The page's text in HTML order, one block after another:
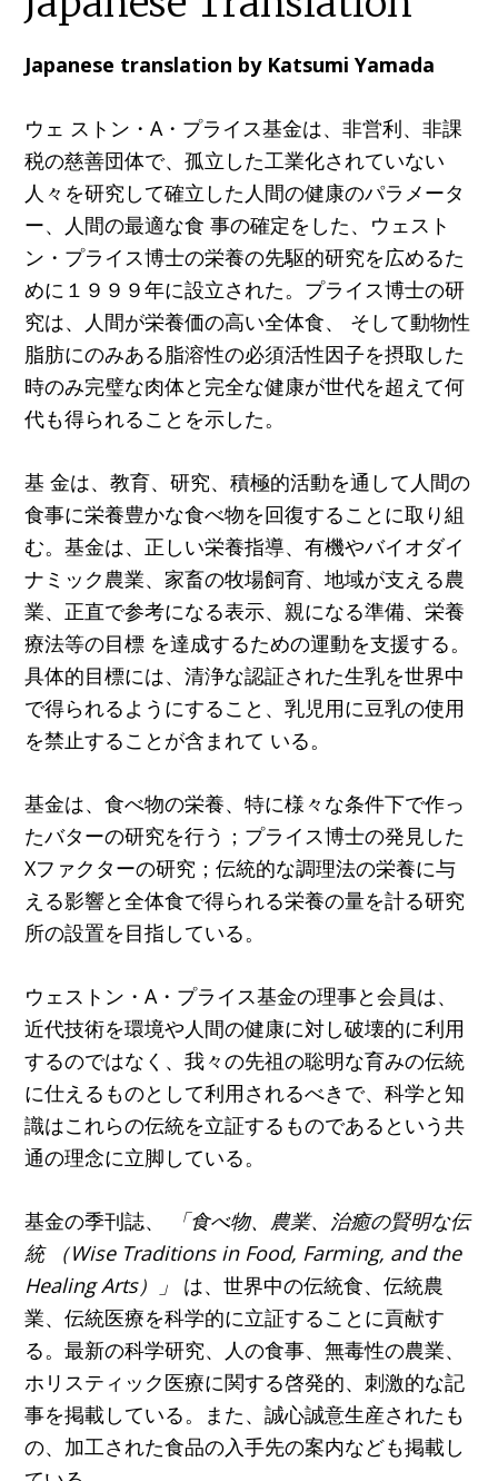
Japanese translation by Katsumi Yamada
ウェ ストン・A・プライス基金は、非営利、非課
税の慈善団体で、孤立した工業化されていない
人々を研究して確立した人間の健康のパラメータ
ー、人間の最適な食 事の確定をした、ウェスト
ン・プライス博士の栄養の先駆的研究を広めるた
めに１９９９年に設立された。プライス博士の研
究は、人間が栄養価の高い全体食、 そして動物性
脂肪にのみある脂溶性の必須活性因子を摂取した
時のみ完璧な肉体と完全な健康が世代を超えて何
代も得られることを示した。
基 金は、教育、研究、積極的活動を通して人間の
食事に栄養豊かな食べ物を回復することに取り組
む。基金は、正しい栄養指導、有機やバイオダイ
ナミック農業、家畜の牧場飼育、地域が支える農
業、正直で参考になる表示、親になる準備、栄養
療法等の目標 を達成するための運動を支援する。
具体的目標には、清浄な認証された生乳を世界中
で得られるようにすること、乳児用に豆乳の使用
を禁止することが含まれて いる。
基金は、食べ物の栄養、特に様々な条件下で作っ
たバターの研究を行う；プライス博士の発見した
Xファクターの研究；伝統的な調理法の栄養に与
える影響と全体食で得られる栄養の量を計る研究
所の設置を目指している。
ウェストン・A・プライス基金の理事と会員は、
近代技術を環境や人間の健康に対し破壊的に利用
するのではなく、我々の先祖の聡明な育みの伝統
に仕えるものとして利用されるべきで、科学と知
識はこれらの伝統を立証するものであるという共
通の理念に立脚している。
基金の季刊誌、
「食べ物、農業、治癒の賢明な伝
統 （Wise Traditions in Food, Farming, and the
Healing Arts）」
は、世界中の伝統食、伝統農
業、伝統医療を科学的に立証することに貢献す
る。最新の科学研究、人の食事、無毒性の農業、
ホリスティック医療に関する啓発的、刺激的な記
事を掲載している。また、誠心誠意生産されたも
の、加工された食品の入手先の案内なども掲載し